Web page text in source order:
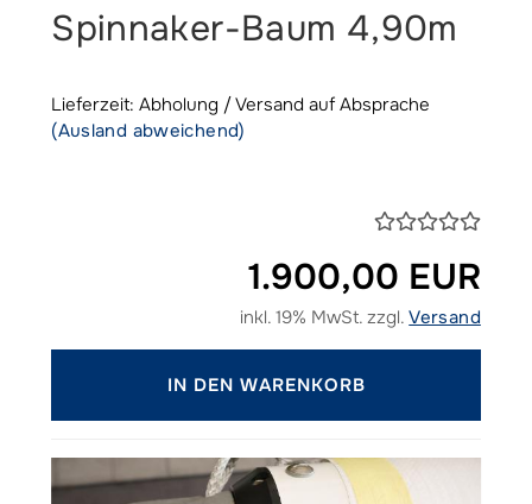
Spinnaker-Baum 4,90m
Lieferzeit: Abholung / Versand auf Absprache
(Ausland abweichend)
1.900,00 EUR
inkl. 19% MwSt. zzgl.Versand
IN DEN WARENKORB